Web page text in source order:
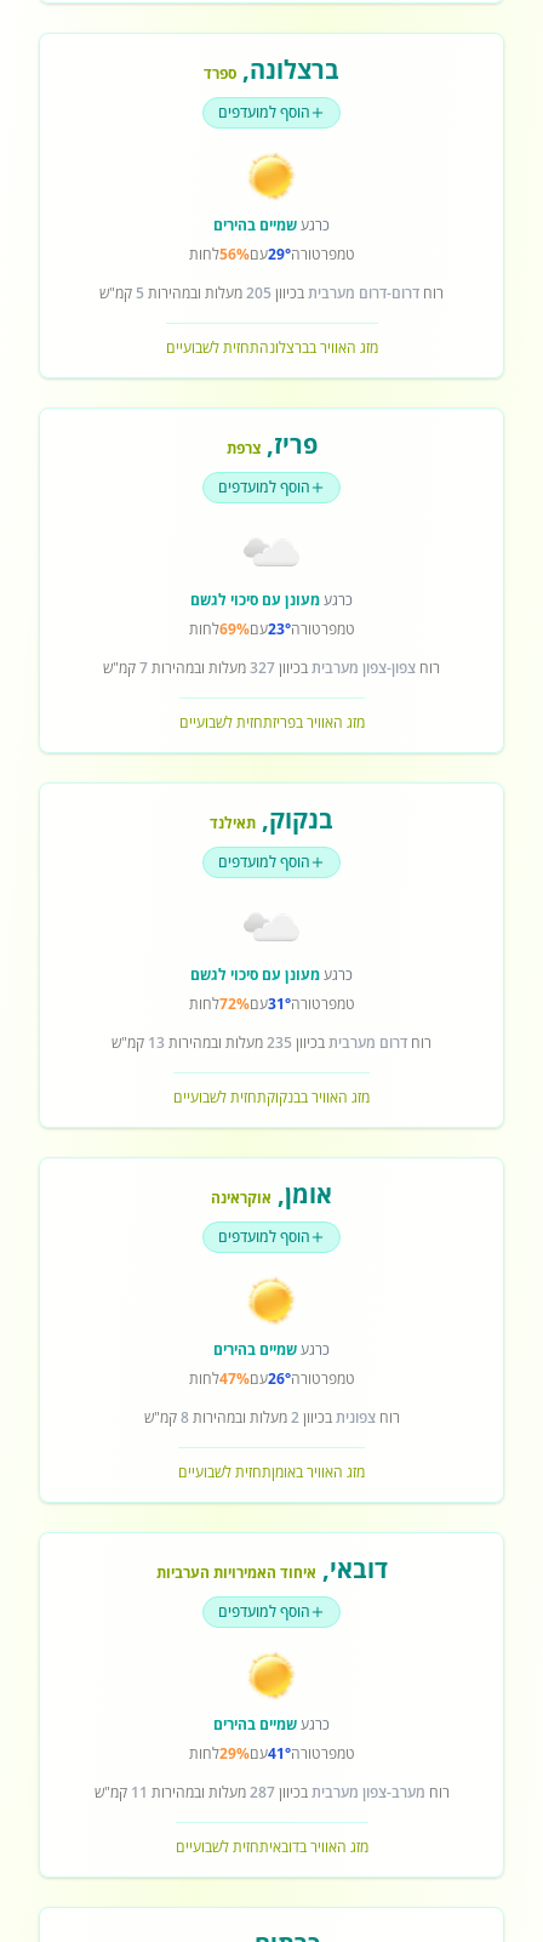
ברצלונה, ספרד
הוסף למועדפים
כרגעשמיים בהירים
טמפרטורה29°עם56%לחות
רוח דרום-דרום מערביתבכיוון 205מעלות ובמהירות 5 קמ"ש
מזג האוויר בברצלונהתחזית לשבועיים
פריז,צרפת
הוסף למועדפים
כרגעמעונן עם סיכוי לגשם
טמפרטורה23°עם69%לחות
רוח צפון-צפון מערביתבכיוון327מעלות ובמהירות7קמ"ש
מזג האוויר בפריזתחזית לשבועיים
בנקוק, תאילנד
הוסף למועדפים
כרגעמעונן עם סיכוי לגשם
טמפרטורה31°עם72%לחות
רוח דרום מערביתבכיוון 235מעלות ובמהירות 13 קמ"ש
מזג האוויר בבנקוקתחזית לשבועיים
אומן, אוקראינה
הוסף למועדפים
כרגעשמיים בהירים
טמפרטורה26°עם47%לחות
רוחצפוניתבכיוון2מעלות ובמהירות8קמ"ש
מזג האוויר באומןתחזית לשבועיים
דובאי, איחוד האמירויות הערביות
הוסף למועדפים
כרגעשמיים בהירים
טמפרטורה41°עם29%לחות
רוח מערב-צפון מערביתבכיוון287מעלות ובמהירות 11 קמ"ש
מזג האוויר בדובאיתחזית לשבועיים